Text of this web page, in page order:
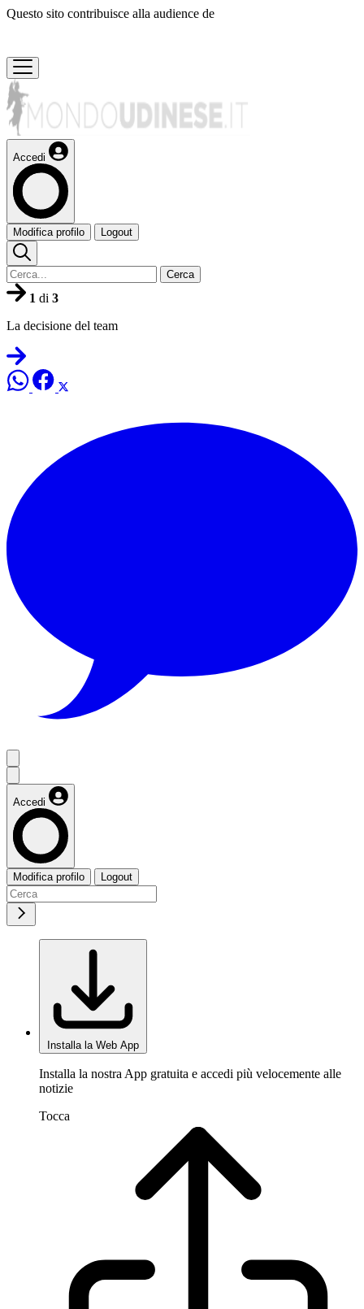
Questo sito contribuisce alla audience de
Accedi
Modifica profilo Logout
Cerca
1 di 3
La decisione del team
Accedi
Modifica profilo Logout
Installa la Web App
Installa la nostra App gratuita e accedi più velocemente alle
notizie
Tocca